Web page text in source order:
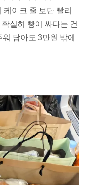
이크 줄 보단 빨리
실히 빵이 싸다는 건
담아도 3만원 밖에